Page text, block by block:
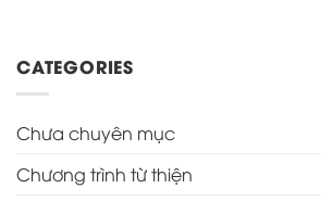
CATEGORIES
Chưa chuyên mục
Chương trình từ thiện